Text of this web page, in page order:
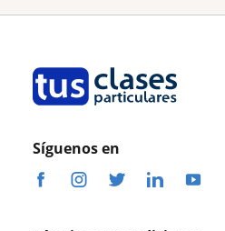
Síguenos en